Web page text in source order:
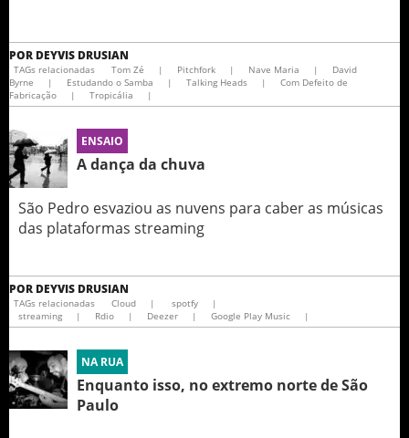
POR DEYVIS DRUSIAN
TAGs relacionadas Tom Zé | Pitchfork | Nave Maria |
David
Byrne
| Estudando o Samba | Talking Heads |
Com Defeito de
Fabricação
| Tropicália |
ENSAIO
A dança da chuva
São Pedro esvaziou as nuvens para caber as músicas
das plataformas streaming
POR DEYVIS DRUSIAN
TAGs relacionadas Cloud | spotfy
|
streaming
| Rdio | Deezer | Google Play Music |
NA RUA
Enquanto isso, no extremo norte de São
Paulo